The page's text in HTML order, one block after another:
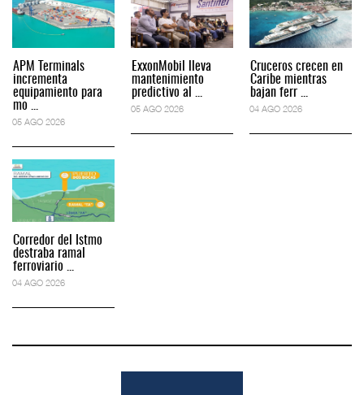
APM Terminals
incrementa
equipamiento para
mo ...
05 AGO 2026
Corredor del Istmo
destraba ramal
ferroviario ...
04 AGO 2026
ExxonMobil lleva
mantenimiento
predictivo al ...
05 AGO 2026
Cruceros crecen en
Caribe mientras
bajan ferr ...
04 AGO 2026